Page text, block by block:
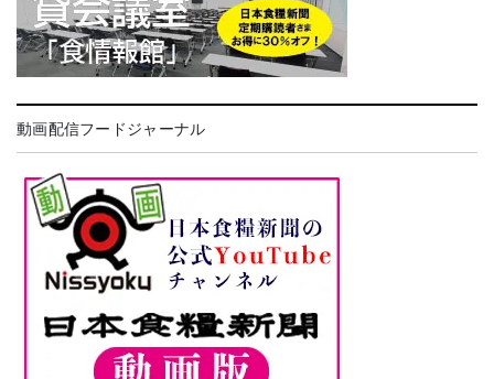
動画配信フードジャーナル